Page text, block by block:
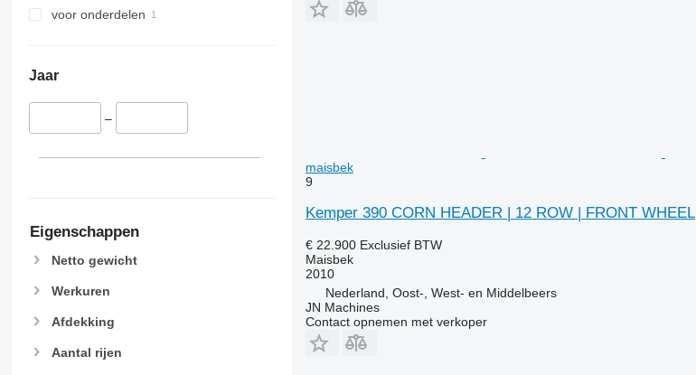
voor onderdelen
Jaar
–
Eigenschappen
Netto gewicht
Werkuren
Afdekking
Aantal rijen
maisbek
9
Kemper 390 CORN HEADER | 12 ROW | FRONT WHEEL
€ 22.900 Exclusief BTW
Maisbek
2010
Nederland, Oost-, West- en Middelbeers
JN Machines
Contact opnemen met verkoper